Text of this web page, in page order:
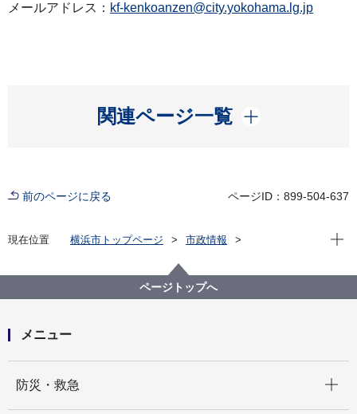
メールアドレス： kf-kenkoanzen@city.yokohama.lg.jp
関連ページ一覧
開く
前のページに戻る ページID：899-504-637
現在位置 横浜市トップページ
市政情報
新型コロナウイルス感染症による新たな市内の患者確
認について
現在
ページトップへ
メニュー
防災・救急